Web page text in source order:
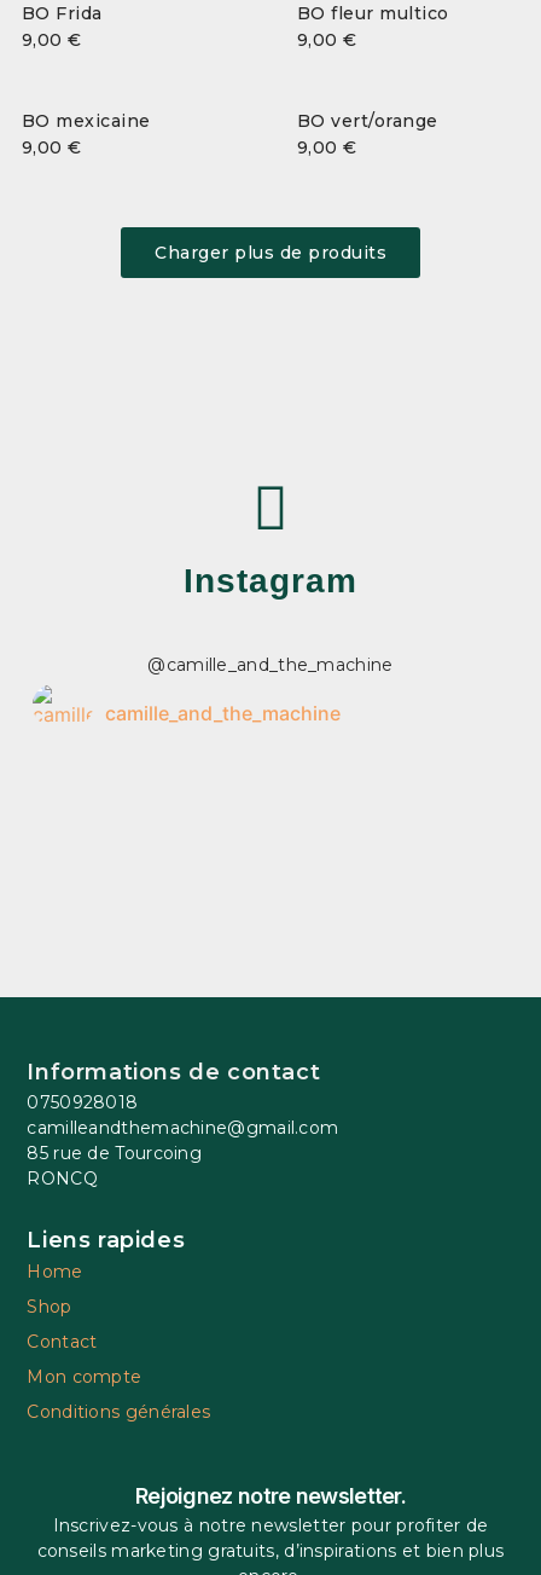
BO Frida
9,00€
BO fleur multico
9,00 €
BO mexicaine
9,00€
BO vert/orange
9,00 €
Charger plus de produits
Instagram
@camille_and_the_machine
camille_and_the_machine
Informations de contact
0750928018
camilleandthemachine@gmail.com
85 rue de Tourcoing
RONCQ
Liens rapides
Home
Shop
Contact
Mon compte
Conditions générales
Rejoignez notre newsletter.
Inscrivez-vous à notre newsletter pour profiter de
conseils marketing gratuits, d’inspirations et bien plus